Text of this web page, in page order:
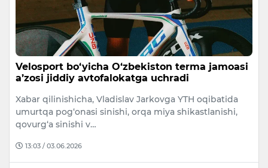
Velosport bo‘yicha O‘zbekiston terma jamoasi
a’zosi jiddiy avtofalokatga uchradi
Xabar qilinishicha, Vladislav Jarkovga YTH oqibatida
umurtqa pog‘onasi sinishi, orqa miya shikastlanishi,
qovurg‘a sinishi v…
13:03 / 03.06.2026